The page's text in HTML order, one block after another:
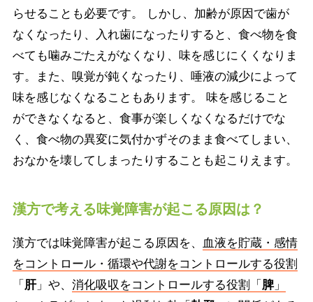
らせることも必要です。 しかし、加齢が原因で歯が
なくなったり、入れ歯になったりすると、食べ物を食
べても噛みごたえがなくなり、味を感じにくくなりま
す。また、嗅覚が鈍くなったり、唾液の減少によって
味を感じなくなることもあります。 味を感じること
ができなくなると、食事が楽しくなくなるだけでな
く、食べ物の異変に気付かずそのまま食べてしまい、
おなかを壊してしまったりすることも起こりえます。
漢方で考える味覚障害が起こる原因は？
漢方では味覚障害が起こる原因を、
血液を貯蔵・感情
をコントロール・循環や代謝をコントロールする役割
「 肝」や、 消化吸収をコントロールする役割「 脾」